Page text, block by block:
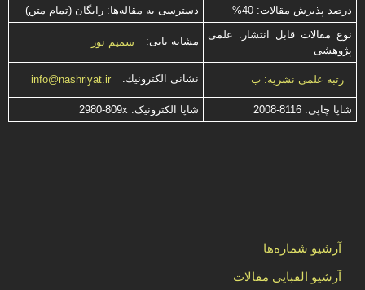
درصد پذیرش مقالات: 40%
دسترسی به مقاله‌ها: رایگان (تمام متن)
نوع مقالات قابل انتشار: علمی
پژوهشی
مشابه یابی: سمیم نور
رتبه علمی نشریه: ب نشانی الكترونیك: info@nashriyat.ir
شاپا چاپی: 2008-8116 شاپا الکترونیک: 2980-809x
آرشیو شماره‌ها
آرشیو الفبایی مقالات